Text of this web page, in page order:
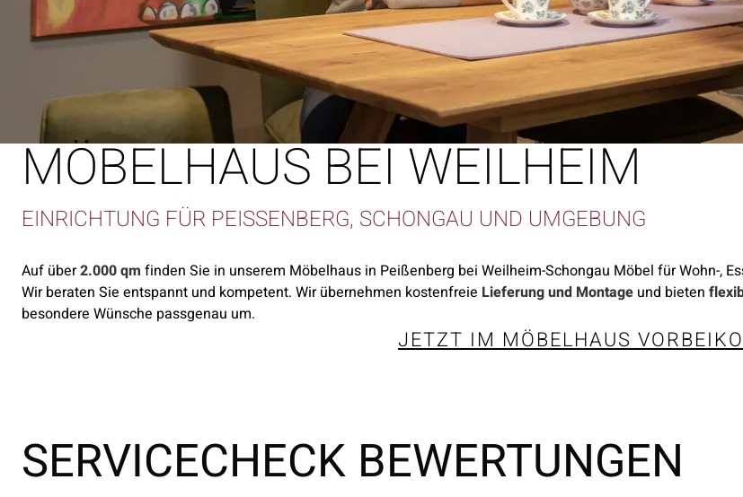
MÖBELHAUS BEI WEILHEIM
EINRICHTUNG FÜR PEISSENBERG, SCHONGAU UND UMGEBUNG
Auf über2.000 qm finden Sie in unserem Möbelhaus in Peißenberg bei Weilheim-Schongau Möbel für Wohn-,
Wir beraten Sie entspannt und kompetent. Wir übernehmen kostenfreie Lieferung und Montage und bieten
besondere Wünsche passgenau um.
JETZT IM MÖBELHAUS
SERVICECHECK BEWERTUNGEN